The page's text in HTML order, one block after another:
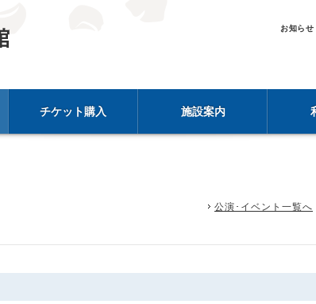
お知らせ
チケット購入 施設案内
公演･イベント一覧へ